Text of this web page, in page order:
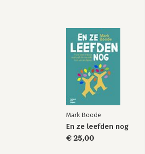
Mark Boode
En ze leefden nog
€ 25,00